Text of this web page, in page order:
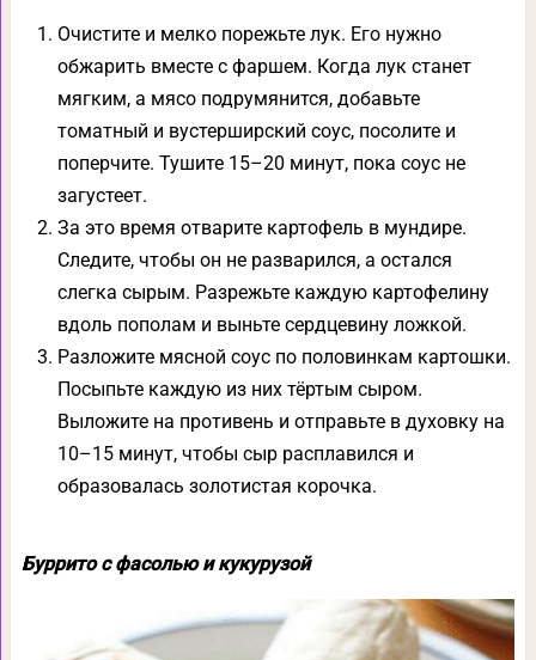
Очистите и мелко порежьте лук. Его нужно
обжарить вместе с фаршем. Когда лук станет
мягким, а мясо подрумянится, добавьте
томатный и вустерширский соус, посолите и
поперчите. Тушите 15–20 минут, пока соус не
загустеет.
За это время отварите картофель в мундире.
Следите, чтобы он не разварился, а остался
слегка сырым. Разрежьте каждую картофелину
вдоль пополам и выньте сердцевину ложкой.
Разложите мясной соус по половинкам картошки.
Посыпьте каждую из них тёртым сыром.
Выложите на противень и отправьте в духовку на
10–15 минут, чтобы сыр расплавился и
образовалась золотистая корочка.
Буррито с фасолью и кукурузой